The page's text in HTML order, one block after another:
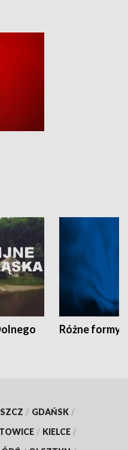
Różne formy
/ GDAŃSK /
/ KIELCE /